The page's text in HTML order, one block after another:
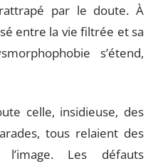
par le doute. À
entre la vie filtrée et sa
s’étend,
celle, insidieuse, des
tous relaient des
Les défauts